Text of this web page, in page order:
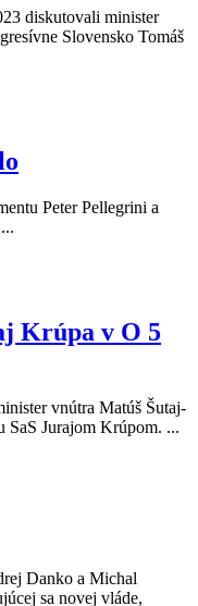
diskutovali minister
Slovensko Tomáš
Peter Pellegrini a
Krúpa v O 5
vnútra Matúš Šutaj-
SaS Jurajom Krúpom. ...
Danko a Michal
sa novej vláde,